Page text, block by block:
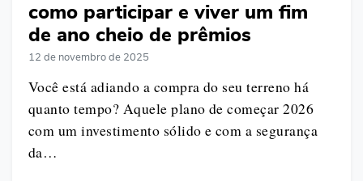
como participar e viver um fim
de ano cheio de prêmios
12 de novembro de 2025
Você está adiando a compra do seu terreno há
quanto tempo? Aquele plano de começar 2026
com um investimento sólido e com a segurança
da…